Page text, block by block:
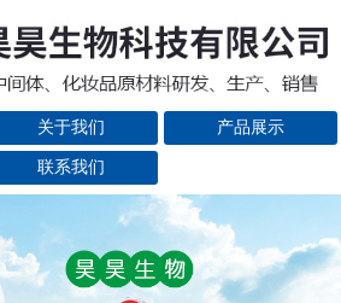
关于我们 产品展示
联系我们